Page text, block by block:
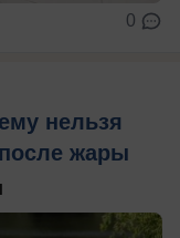
0
нельзя
жары